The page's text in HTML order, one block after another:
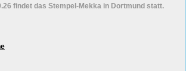
findet das Stempel-Mekka in Dortmund statt.